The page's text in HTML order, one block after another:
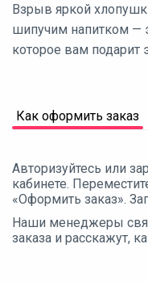
Взрыв яркой
шипучим напитком —
которое вам подарит
Как оформить заказ
Авторизуйтесь или
кабинете.
«Оформить заказ».
Наши менеджеры
заказа и расскажут,